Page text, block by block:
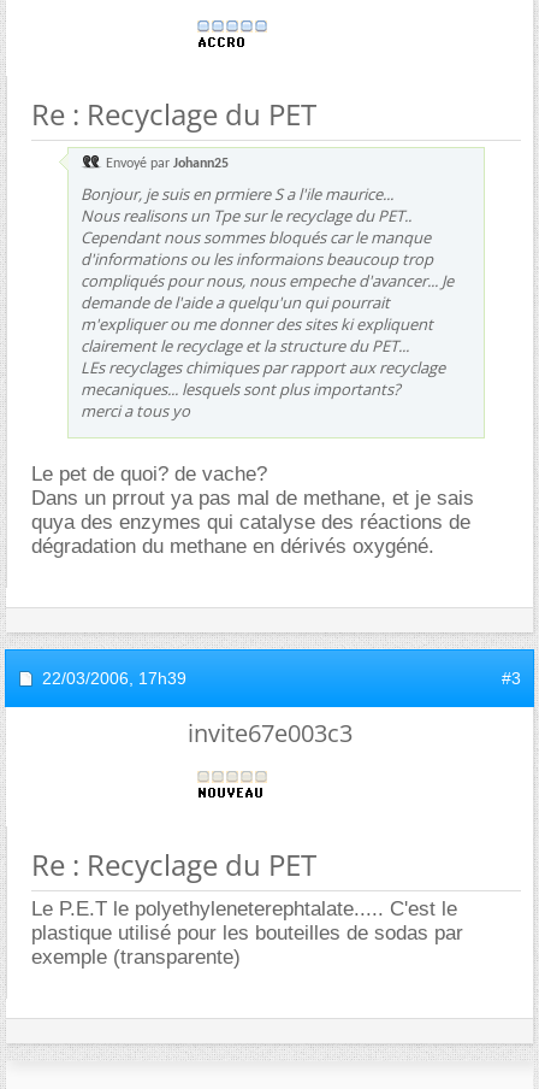
Re : Recyclage du PET
Envoyé par Johann25
Bonjour, je suis en prmiere S a l'ile maurice...
Nous realisons un Tpe sur le recyclage du PET..
Cependant nous sommes bloqués car le manque
d'informations ou les informaions beaucoup trop
compliqués pour nous, nous empeche d'avancer... Je
demande de l'aide a quelqu'un qui pourrait
m'expliquer ou me donner des sites ki expliquent
clairement le recyclage et la structure du PET...
LEs recyclages chimiques par rapport aux recyclage
mecaniques... lesquels sont plus importants?
merci a tous yo
Le pet de quoi? de vache?
Dans un prrout ya pas mal de methane, et je sais
quya des enzymes qui catalyse des réactions de
dégradation du methane en dérivés oxygéné.
22/03/2006, 17h39 #3
invite67e003c3
Re : Recyclage du PET
Le P.E.T le polyethyleneterephtalate..... C'est le
plastique utilisé pour les bouteilles de sodas par
exemple (transparente)